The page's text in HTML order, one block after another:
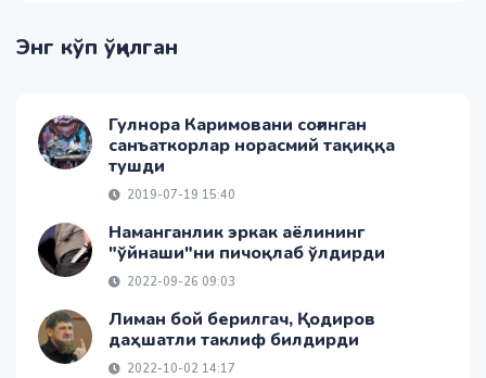
Энг кўп ўқилган
Гулнора Каримовани соғинган
санъаткорлар норасмий тақиққа
тушди
2019-07-19 15:40
Наманганлик эркак аёлининг
"ўйнаши"ни пичоқлаб ўлдирди
2022-09-26 09:03
Лиман бой берилгач, Қодиров
даҳшатли таклиф билдирди
2022-10-02 14:17